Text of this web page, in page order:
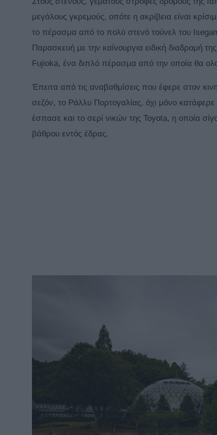
μεγάλους γκρεμούς, οπότε η ακρίβεια είναι
το πέρασμα από το πολύ στενό τούνελ του
Παρασκευή με την καίνουργια ειδική διαδρομή
Fujioka, ένα διπλό πέρασμα από την οποία θα
Έπειτα από τις αναβαθμίσεις που έφερε στον
σεζόν, το Ράλλυ Πορτογαλίας, όχι μόνο
έσπασε και το σερί νικών της Toyota, η οποία
βάθρου εντός έδρας.